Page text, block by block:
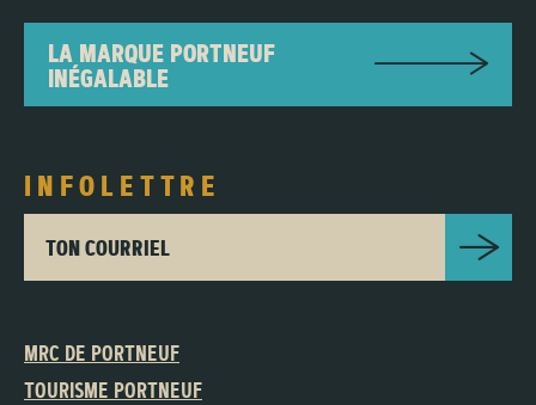
LA MARQUE PORTNEUF
INÉGALABLE
INFOLETTRE
TON COURRIEL
MRC DE PORTNEUF
TOURISME PORTNEUF